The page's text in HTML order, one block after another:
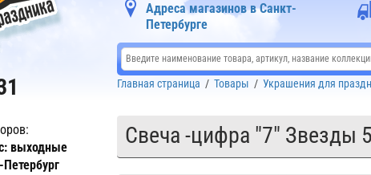
выходные
Адреса магазинов в Санкт-
Петербурге
Главная страница / Товары / Украшения для
Свеча -цифра "7" Звезды